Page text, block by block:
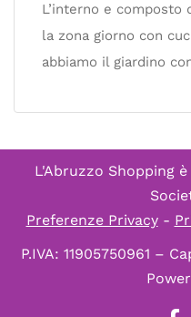
L’interno e composto
la zona giorno con
abbiamo il giardino
L'Abruzzo Shopping
Preferenze Privacy-
P.IVA: 11905750961 –